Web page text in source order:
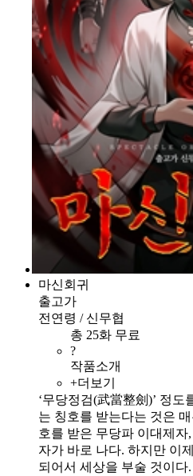
마신회귀
출고가
전연령 / 신무협
총 25화 무료
?
작품소개
+더보기
‘무당정검(武當整劍)’ 정
는 칭호를 받는다는 것은
호를 받은 무당파 이대제자
자가 바로 나다. 하지만 이
되어서 세상을 부술 것이다.